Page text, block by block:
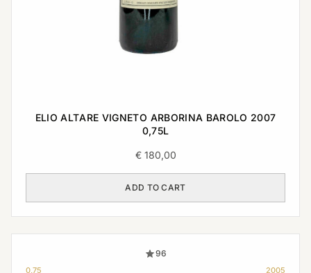
ELIO ALTARE VIGNETO ARBORINA BAROLO 2007
0,75L
€180,00
ADD TO CART
96
0,75 2005